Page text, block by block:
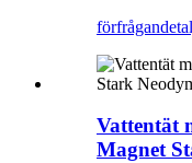
förfrågan
Vattentät
Magnet